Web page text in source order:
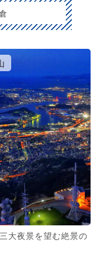
大夜景を望む絶景の